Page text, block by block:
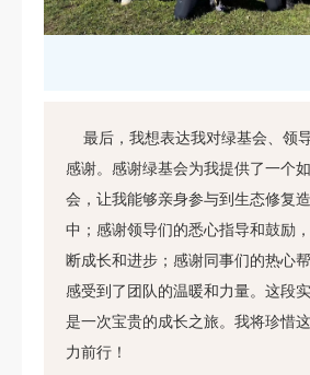
最后，我想表达我对绿基会、领
感谢。感谢绿基会为我提供了一个
会，让我能够亲身参与到生态修复
中；感谢领导们的悉心指导和鼓励
断成长和进步；感谢同事们的热心
感受到了团队的温暖和力量。 这段
是一次宝贵的成长之旅。我将珍惜
力前行！